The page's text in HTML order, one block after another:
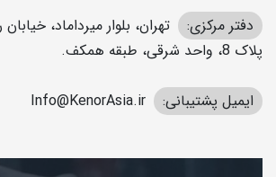
دفتر مرکزی:
تهران، بلوار میرداماد،
پلاک 8، واحد شرقی، طبقه همکف.
ایمیل پشتیبانی: Info@KenorAsia.ir